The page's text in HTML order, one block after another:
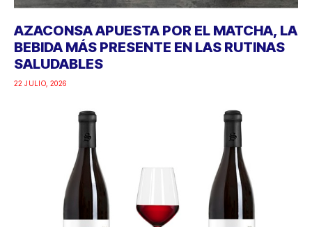
AZACONSA APUESTA POR EL MATCHA, LA
BEBIDA MÁS PRESENTE EN LAS RUTINAS
SALUDABLES
22 JULIO, 2026